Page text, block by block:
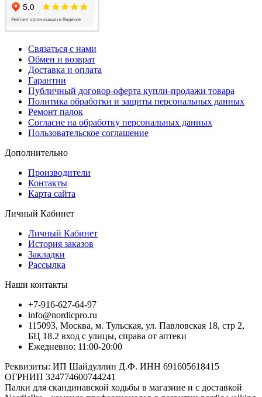
Связаться с нами
Обмен и возврат
Доставка и оплата
Гарантии
Публичный договор-оферта купли-продажи товара
Политика обработки и защиты персональных данных
Ремонт палок
Согласие на обработку персональных данных
Пользовательское соглашение
Дополнительно
Производители
Контакты
Карта сайта
Личный Кабинет
Личный Кабинет
История заказов
Закладки
Рассылка
Наши контакты
+7-916-627-64-97
info@nordicpro.ru
115093, Москва, м. Тульская, ул. Павловская 18, стр 2,
БЦ 18.2 вход с улицы, справа от аптеки
Ежедневно: 11:00-20:00
Реквизиты: ИП Шайдуллин Д.Ф. ИНН 691605618415
ОГРНИП 324774600744241
Палки для скандинавской ходьбы в магазине и с доставкой